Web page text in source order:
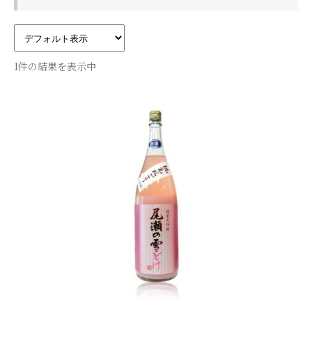
酒楽 掬正のこと
お知らせ
お問い合わせ
カートを見る
1件の結果を表示中